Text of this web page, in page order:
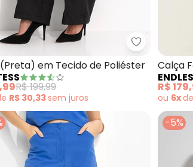
- Calça (Preta) em Sarja Quintess -
em Tecido de Poliéster
R$ 199,99
R$ 30,33sem juros
Calça
R$
ou 6xde
-5%